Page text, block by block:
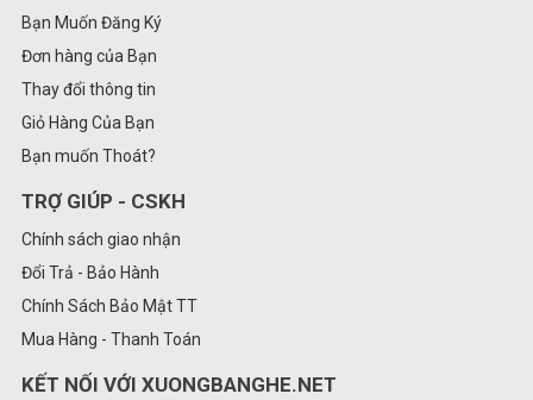
Bạn Muốn Đăng Ký
Đơn hàng của Bạn
Thay đổi thông tin
Giỏ Hàng Của Bạn
Bạn muốn Thoát?
TRỢ GIÚP - CSKH
Chính sách giao nhận
Đổi Trả - Bảo Hành
Chính Sách Bảo Mật TT
Mua Hàng - Thanh Toán
KẾT NỐI VỚI XUONGBANGHE.NET